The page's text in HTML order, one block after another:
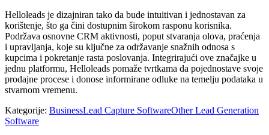
Helloleads je dizajniran tako da bude intuitivan i jednostavan za
korištenje, što ga čini dostupnim širokom rasponu korisnika.
Podržava osnovne CRM aktivnosti, poput stvaranja olova, praćenja
i upravljanja, koje su ključne za održavanje snažnih odnosa s
kupcima i pokretanje rasta poslovanja. Integrirajući ove značajke u
jednu platformu, Helloleads pomaže tvrtkama da pojednostave svoje
prodajne procese i donose informirane odluke na temelju podataka u
stvarnom vremenu.
Kategorije: BusinessLead Capture SoftwareOther Lead Generation
Software